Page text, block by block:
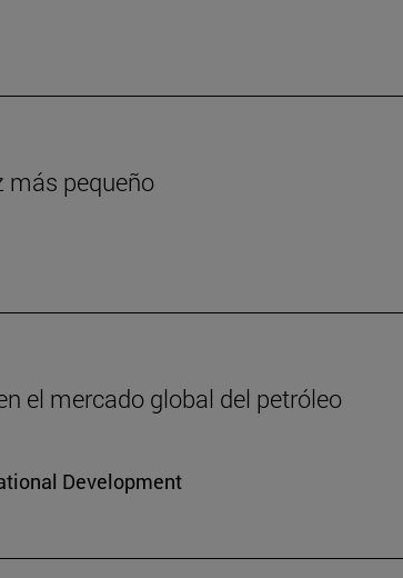
más pequeño
el mercado global del petróleo
Development